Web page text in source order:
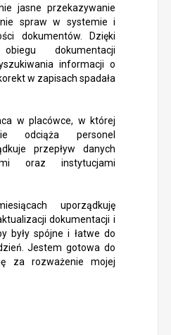
jasne przekazywanie
spraw w systemie i
dokumentów. Dzięki
dokumentacji
informacji o
w zapisach spadała
w placówce, w której
odciąża personel
przepływ danych
oraz instytucjami
uporządkuję
dokumentacji i
były spójne i łatwe do
Jestem gotowa do
za rozważenie mojej